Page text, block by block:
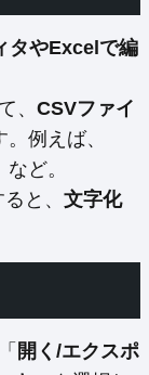
タやExcelで編
、 CSVファイ
例えば、
ど。
と、 文字化
開く/エクスポ